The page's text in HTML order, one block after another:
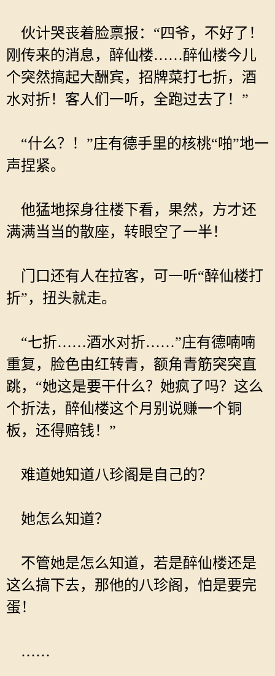
伙计哭丧着脸禀报：“四爷，不好了！
刚传来的消息，醉仙楼……醉仙楼今儿
个突然搞起大酬宾，招牌菜打七折，酒
水对折！客人们一听，全跑过去了！”
“什么？！”庄有德手里的核桃“啪”地一
声捏紧。
他猛地探身往楼下看，果然，方才还
满满当当的散座，转眼空了一半！
门口还有人在拉客，可一听“醉仙楼打
折”，扭头就走。
“七折……酒水对折……”庄有德喃喃
重复，脸色由红转青，额角青筋突突直
跳，“她这是要干什么？她疯了吗？这么
个折法，醉仙楼这个月别说赚一个铜
板，还得赔钱！”
难道她知道八珍阁是自己的？
她怎么知道？
不管她是怎么知道，若是醉仙楼还是
这么搞下去，那他的八珍阁，怕是要完
蛋！
……